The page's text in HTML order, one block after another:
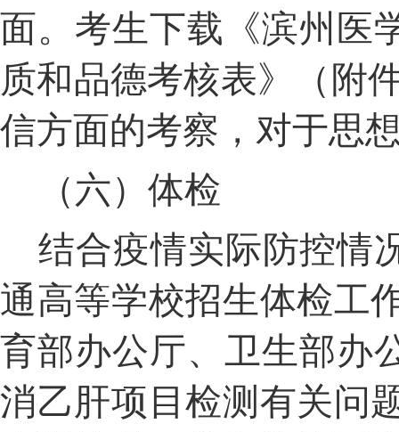
面。考生下载《滨州医
质和品德考核表》（附
信方面的考察，对于思
（六）体检
结合疫情实际防控情
通高等学校招生体检工
育部办公厅、卫生部办
消乙肝项目检测有关问